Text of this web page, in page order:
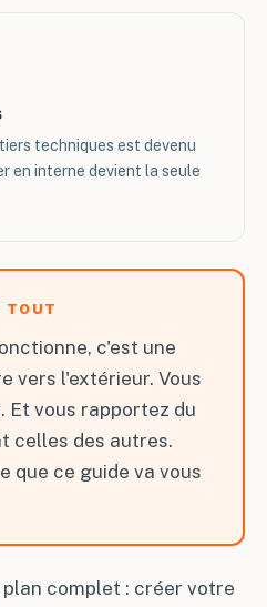
techniques est devenu
en interne devient la seule
TOUT
c'est une
vers l'extérieur. Vous
Et vous rapportez du
celles des autres.
que ce guide va vous
plan complet : créer votre